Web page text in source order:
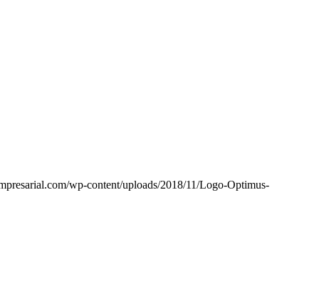
wp-content/uploads/2018/11/Logo-Optimus-